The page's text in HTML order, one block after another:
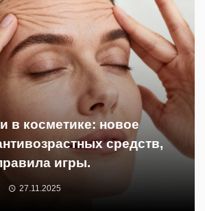
в косметике: новое
средств,
игры.
27.11.2025